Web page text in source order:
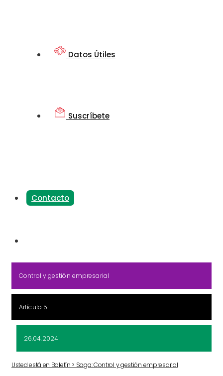
Datos Útiles
Suscríbete
Contacto
Control y gestión empresarial
Artículo 5
26.04.2024
Usted está en Boletín > Saga: Control y gestión empresarial